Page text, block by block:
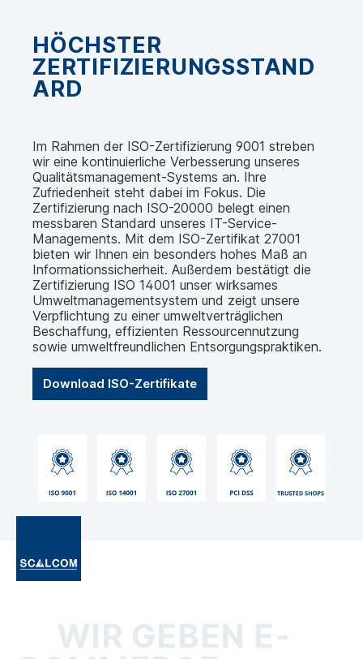
HÖCHSTER
ZERTIFIZIERUNGSSTAND
ARD
Im Rahmen der ISO-Zertifizierung 9001 streben
wir eine kontinuierliche Verbesserung unseres
Qualitätsmanagement-Systems an. Ihre
Zufriedenheit steht dabei im Fokus. Die
Zertifizierung nach ISO-20000 belegt einen
messbaren Standard unseres IT-Service-
Managements. Mit dem ISO-Zertifikat 27001
bieten wir Ihnen ein besonders hohes Maß an
Informationssicherheit. Außerdem bestätigt die
Zertifizierung ISO 14001 unser wirksames
Umweltmanagementsystem und zeigt unsere
Verpflichtung zu einer umweltverträglichen
Beschaffung, effizienten Ressourcennutzung
sowie umweltfreundlichen Entsorgungspraktiken.
Download ISO-Zertifikate
WIR GEBEN E-